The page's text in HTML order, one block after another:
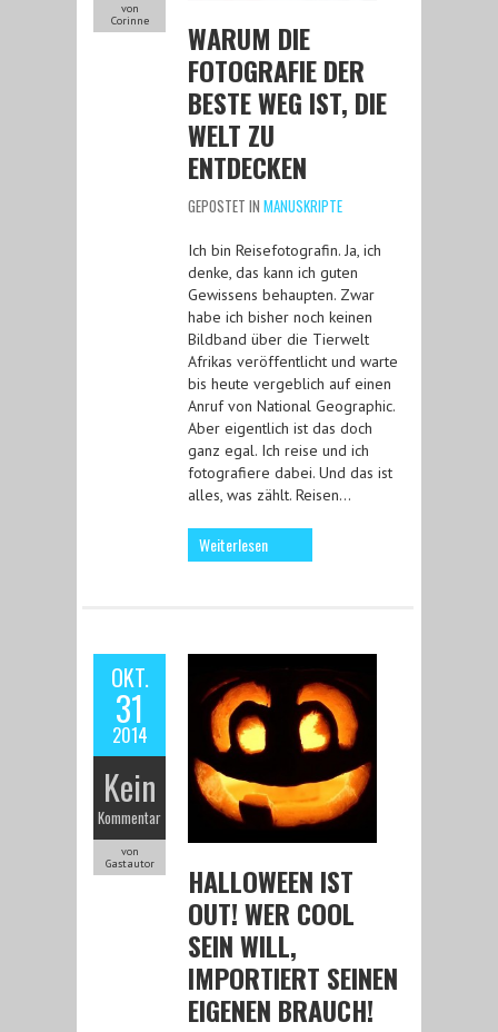
von
Corinne
WARUM DIE
FOTOGRAFIE DER
BESTE WEG IST, DIE
WELT ZU
ENTDECKEN
GEPOSTET IN MANUSKRIPTE
Ich bin Reisefotografin. Ja, ich
denke, das kann ich guten
Gewissens behaupten. Zwar
habe ich bisher noch keinen
Bildband über die Tierwelt
Afrikas veröffentlicht und warte
bis heute vergeblich auf einen
Anruf von National Geographic.
Aber eigentlich ist das doch
ganz egal. Ich reise und ich
fotografiere dabei. Und das ist
alles, was zählt. Reisen…
Weiterlesen
OKT.
31
2014
Kein
Kommentar
von
Gastautor
HALLOWEEN IST
OUT! WER COOL
SEIN WILL,
IMPORTIERT SEINEN
EIGENEN BRAUCH!